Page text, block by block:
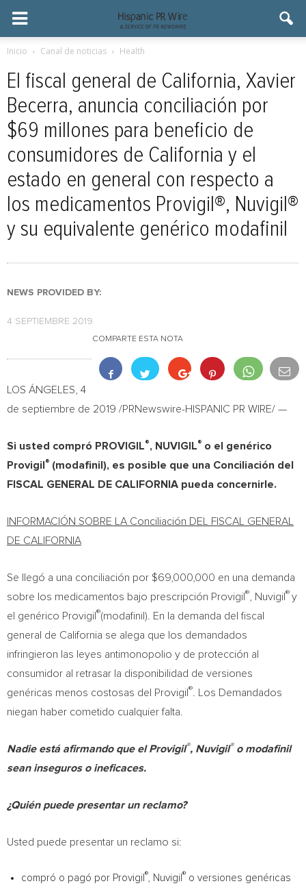
Inicio Canal de noticias Health
El fiscal general de California, Xavier
Becerra, anuncia conciliación por
$69 millones para beneficio de
consumidores de California y el
estado en general con respecto a
los medicamentos Provigil®, Nuvigil®
y su equivalente genérico modafinil
NEWS PROVIDED BY:
4 SEPTIEMBRE 2019
COMPARTE ESTA NOTA
LOS ÁNGELES, 4
de septiembre de 2019 /PRNewswire-HISPANIC PR WIRE/ —
Si usted compró PROVIGIL®, NUVIGIL® o el genérico
Provigil ® (modafinil), es posible que una Conciliación del
FISCAL GENERAL DE CALIFORNIA pueda concernirle.
INFORMACIÓN SOBRE LA Conciliación DEL FISCAL GENERAL
DE CALIFORNIA
Se llegó a una conciliación por $69,000,000 en una demanda
sobre los medicamentos bajo prescripción Provigil ® , Nuvigil ® y
el genérico Provigil ®(modafinil). En la demanda del fiscal
general de California se alega que los demandados
infringieron las leyes antimonopolio y de protección al
consumidor al retrasar la disponibilidad de versiones
genéricas menos costosas del Provigil ®
. Los Demandados
niegan haber cometido cualquier falta.
Nadie está afirmando que el Provigil®, Nuvigil®o modafinil
sean inseguros o ineficaces.
¿Quién puede presentar un reclamo?
Usted puede presentar un reclamo si:
compró o pagó por Provigil ®, Nuvigil ® o versiones genéricas